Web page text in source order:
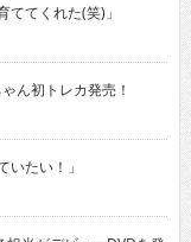
てくれた(笑)」
ん初トレカ発売！
たい！」